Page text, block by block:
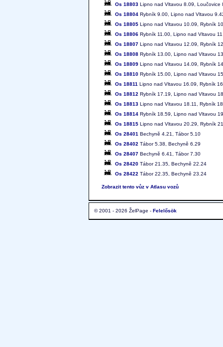
Os 18803 Lipno nad Vltavou 8.09, Loučovice
Os 18804 Rybník 9.00, Lipno nad Vltavou
Os 18805 Lipno nad Vltavou 10.09, Rybník
Os 18806 Rybník 11.00, Lipno nad Vltavou
Os 18807 Lipno nad Vltavou 12.09, Rybník
Os 18808 Rybník 13.00, Lipno nad Vltavou
Os 18809 Lipno nad Vltavou 14.09, Rybník
Os 18810 Rybník 15.00, Lipno nad Vltavou
Os 18811 Lipno nad Vltavou 16.09, Rybník
Os 18812 Rybník 17.19, Lipno nad Vltavou
Os 18813 Lipno nad Vltavou 18.11, Rybník
Os 18814 Rybník 18.59, Lipno nad Vltavou
Os 18815 Lipno nad Vltavou 20.29, Rybník
Os 28401 Bechyně 4.21, Tábor 5.10
Os 28402 Tábor 5.38, Bechyně 6.29
Os 28407 Bechyně 6.41, Tábor 7.30
Os 28420 Tábor 21.35, Bechyně 22.24
Os 28422 Tábor 22.35, Bechyně 23.24
Zobrazit tento vůz v Atlasu vozů
© 2001 - 2026 ŽelPage - Felelősök